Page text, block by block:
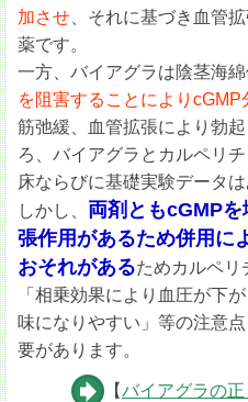
加させ 、それに基づき血管
薬です。
一方、バイアグラは陰茎海
を阻害することによりcGMP
筋弛緩、血管拡張により勃
ろ、バイアグラとカルペリ
床ならびに基礎実験データは
しかし、 両剤ともcGMP
張作用があるため併用に
おそれがあるためカルペリ
「相乗効果により血圧が下
味になりやすい」等の注意
要があります。
【バイアグラの